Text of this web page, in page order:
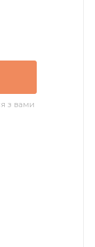
з вами